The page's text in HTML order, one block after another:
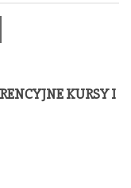
KURSY I